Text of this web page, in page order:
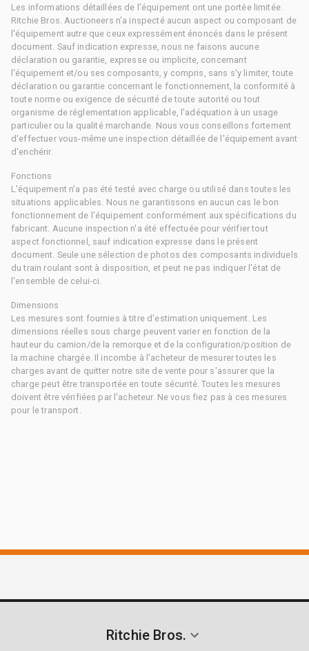
Les informations détaillées de l'équipement ont une portée limitée.
Ritchie Bros. Auctioneers n'a inspecté aucun aspect ou composant de
l'équipement autre que ceux expressément énoncés dans le présent
document. Sauf indication expresse, nous ne faisons aucune
déclaration ou garantie, expresse ou implicite, concernant
l'équipement et/ou ses composants, y compris, sans s'y limiter, toute
déclaration ou garantie concernant le fonctionnement, la conformité à
toute norme ou exigence de sécurité de toute autorité ou tout
organisme de réglementation applicable, l'adéquation à un usage
particulier ou la qualité marchande. Nous vous conseillons fortement
d'effectuer vous-même une inspection détaillée de l'équipement avant
d'enchérir.
Fonctions
L'équipement n'a pas été testé avec charge ou utilisé dans toutes les
situations applicables. Nous ne garantissons en aucun cas le bon
fonctionnement de l'équipement conformément aux spécifications du
fabricant. Aucune inspection n'a été effectuée pour vérifier tout
aspect fonctionnel, sauf indication expresse dans le présent
document. Seule une sélection de photos des composants individuels
du train roulant sont à disposition, et peut ne pas indiquer l'état de
l'ensemble de celui-ci.
Dimensions
Les mesures sont fournies à titre d'estimation uniquement. Les
dimensions réelles sous charge peuvent varier en fonction de la
hauteur du camion/de la remorque et de la configuration/position de
la machine chargée. Il incombe à l'acheteur de mesurer toutes les
charges avant de quitter notre site de vente pour s'assurer que la
charge peut être transportée en toute sécurité. Toutes les mesures
doivent être vérifiées par l'acheteur. Ne vous fiez pas à ces mesures
pour le transport.
Ritchie Bros.